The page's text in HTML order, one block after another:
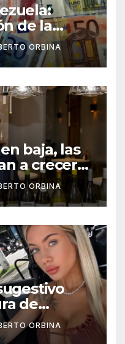
de la
8 de
ORBINA
baja, las
a crecer
vino
experiencia
ORBINA
de
los
un Moyano
ORBINA